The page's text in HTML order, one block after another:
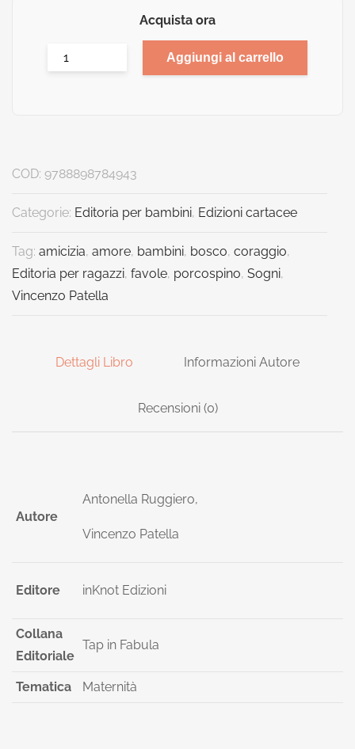
Acquista ora
Aggiungi al carrello
COD: 9788898784943
Categorie: Editoria per bambini, Edizioni cartacee
Tag: amicizia, amore, bambini, bosco, coraggio,
Editoria per ragazzi, favole, porcospino, Sogni,
Vincenzo Patella
Dettagli Libro Informazioni Autore
Recensioni (0)
Autore
Antonella Ruggiero,
Vincenzo Patella
Editore inKnot Edizioni
Collana
Editoriale
Tap in Fabula
Tematica Maternità